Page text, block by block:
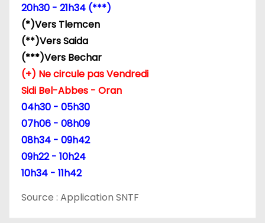
a
r
t
c
e
20h30 - 21h34 (***)
(*)Vers Tlemcen
(**)Vers Saida
(***)Vers Bechar
(+) Ne circule pas Vendredi
Sidi Bel-Abbes - Oran
04h30 - 05h30
07h06 - 08h09
08h34 - 09h42
09h22 - 10h24
10h34 - 11h42
Source : Application SNTF